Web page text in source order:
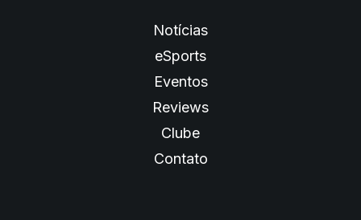
Notícias
eSports
Eventos
Reviews
Clube
Contato